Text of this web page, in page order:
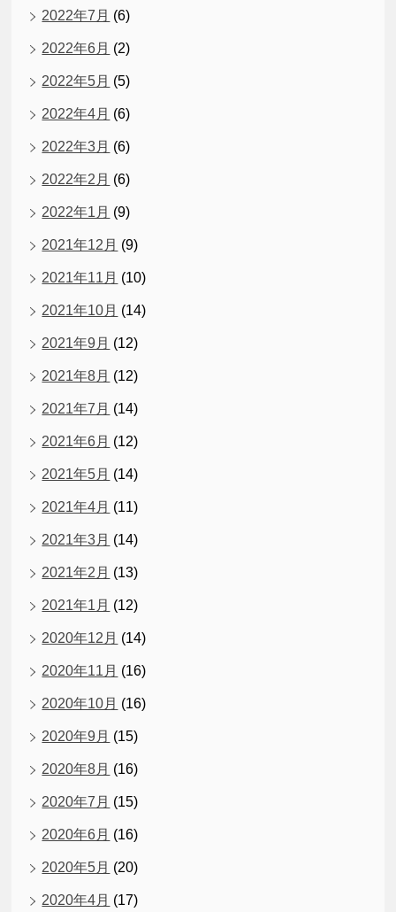
2022年7月 (6)
2022年6月 (2)
2022年5月 (5)
2022年4月 (6)
2022年3月 (6)
2022年2月 (6)
2022年1月 (9)
2021年12月 (9)
2021年11月 (10)
2021年10月 (14)
2021年9月 (12)
2021年8月 (12)
2021年7月 (14)
2021年6月 (12)
2021年5月 (14)
2021年4月 (11)
2021年3月 (14)
2021年2月 (13)
2021年1月 (12)
2020年12月 (14)
2020年11月 (16)
2020年10月 (16)
2020年9月 (15)
2020年8月 (16)
2020年7月 (15)
2020年6月 (16)
2020年5月 (20)
2020年4月 (17)